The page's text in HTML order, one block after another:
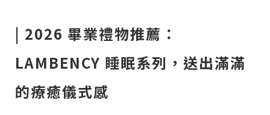
| 2026 畢業禮物推薦：
LAMBENCY 睡眠系列，送出滿滿
的療癒儀式感